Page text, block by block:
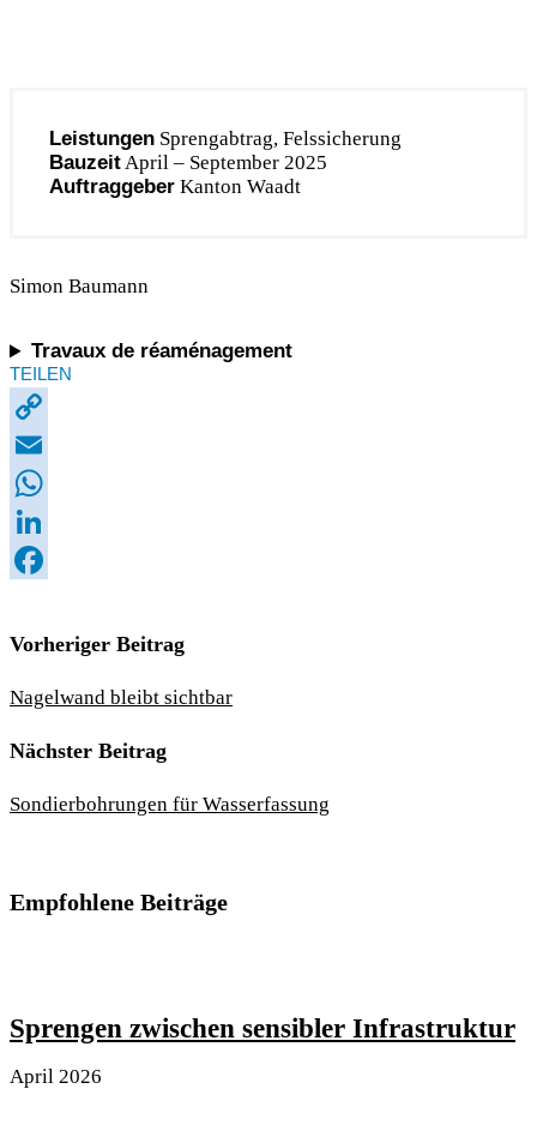
Leistungen Sprengabtrag, Felssicherung
BauzeitApril – September 2025
Auftraggeber Kanton Waadt
Simon Baumann
Travaux de réaménagement
TEILEN
Copy
Link
Email
WhatsApp
LinkedIn
Vorheriger Beitrag
Nagelwand bleibt sichtbar
Nächster Beitrag
Sondierbohrungen für Wasserfassung
Empfohlene Beiträge
Sprengen zwischen sensibler Infrastruktur
April 2026